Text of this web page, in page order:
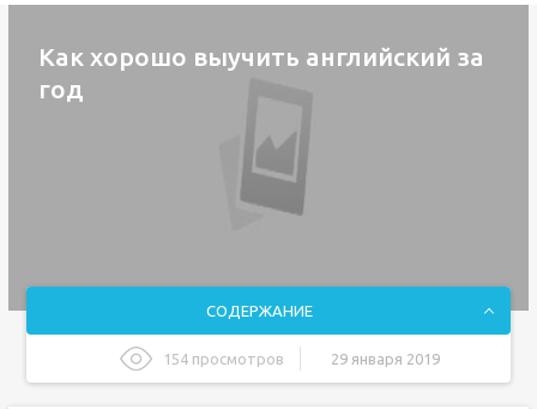
Как хорошо выучить английский за
год
СОДЕРЖАНИЕ
154 просмотров 29 января 2019